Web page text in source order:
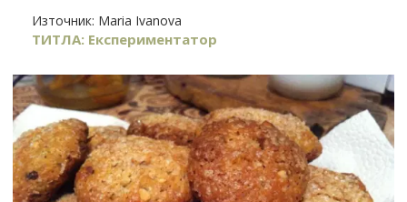
Източник: Maria Ivanova
ТИТЛА: Експериментатор